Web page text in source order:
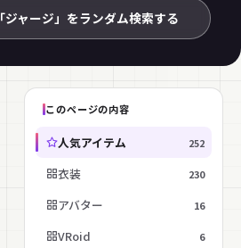
「ジャージ」をランダム検索する
このページの内容
人気アイテム 252
衣装 230
アバター 16
VRoid 6